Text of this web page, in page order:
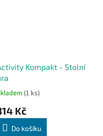
Kompakt - Stolní
(1 ks)
Kč
Do košíku